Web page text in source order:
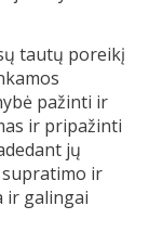
tautų poreikį
pažinti ir
ir pripažinti
jų
ir
ir galingai